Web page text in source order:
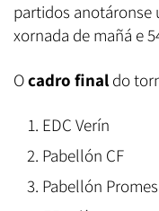
partidos anotáronse
xornada de mañá e
Ocadro final do
EDC Verín
Pabellón CF
Pabellón